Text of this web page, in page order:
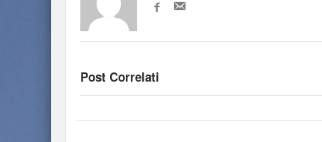
Post Correlati